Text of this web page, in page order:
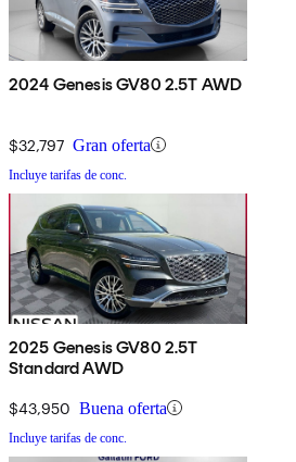
2024 Genesis GV80 2.5T AWD
$32,797 Gran oferta
Incluye tarifas de conc.
2025 Genesis GV80 2.5T
Standard AWD
$43,950 Buena oferta
Incluye tarifas de conc.